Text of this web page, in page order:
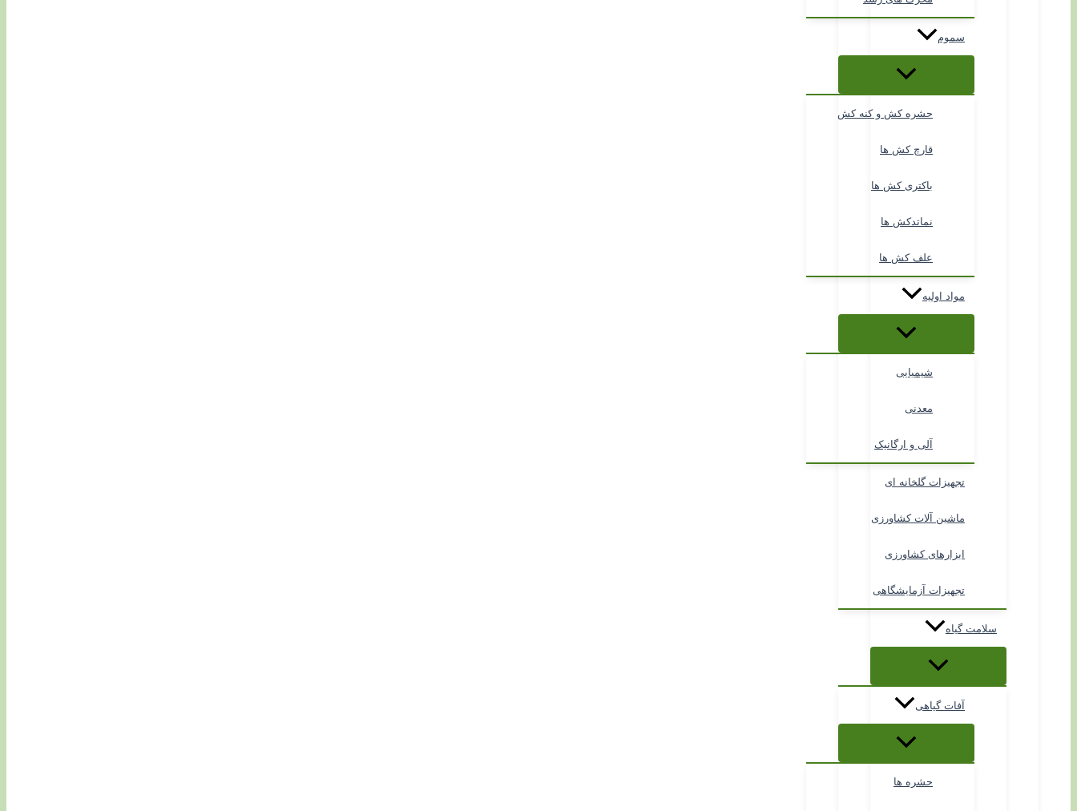
سموم
حشره کش و کنه کش
قارچ کش ها
باکتری کش ها
نماتدکش ها
علف کش ها
مواد اولیه
شیمیایی
معدنی
آلی و ارگانیک
تجهیزات گلخانه ای
ماشین آلات کشاورزی
ابزارهای کشاورزی
تجهیزات آزمایشگاهی
سلامت گیاه
آفات گیاهی
حشره ها